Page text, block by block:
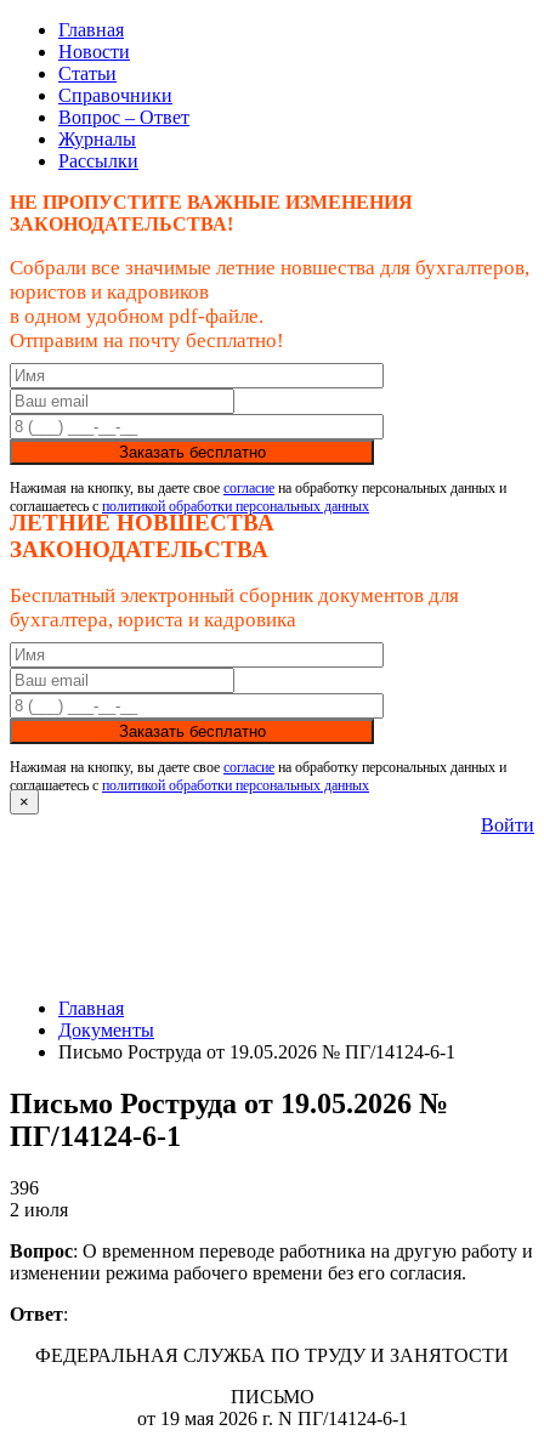
Главная
Новости
Статьи
Справочники
Вопрос – Ответ
Журналы
Рассылки
НЕ ПРОПУСТИТЕ ВАЖНЫЕ ИЗМЕНЕНИЯ
ЗАКОНОДАТЕЛЬСТВА!
Собрали все значимые летние новшества для бухгалтеров,
юристов и кадровиков
в одном удобном pdf-файле.
Отправим на почту бесплатно!
Заказать бесплатно
Нажимая на кнопку, вы даете свое согласие на обработку персональных данных и
соглашаетесь с политикой обработки персональных данных
ЛЕТНИЕ НОВШЕСТВА
ЗАКОНОДАТЕЛЬСТВА
Бесплатный электронный сборник документов для
бухгалтера, юриста и кадровика
Заказать бесплатно
Нажимая на кнопку, вы даете свое согласие на обработку персональных данных и
соглашаетесь с политикой обработки персональных данных
×
Войти
Главная
Документы
Письмо Роструда от 19.05.2026 № ПГ/14124-6-1
Письмо Роструда от 19.05.2026 №
ПГ/14124-6-1
396
2 июля
Вопрос: О временном переводе работника на другую работу и
изменении режима рабочего времени без его согласия.
Ответ:
ФЕДЕРАЛЬНАЯ СЛУЖБА ПО ТРУДУ И ЗАНЯТОСТИ
ПИСЬМО
от 19 мая 2026 г. N ПГ/14124-6-1